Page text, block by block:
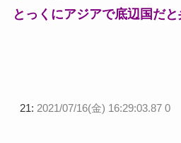
とっくにアジアで底辺国だ
21: 2021/07/16(金) 16:29:03.87 0